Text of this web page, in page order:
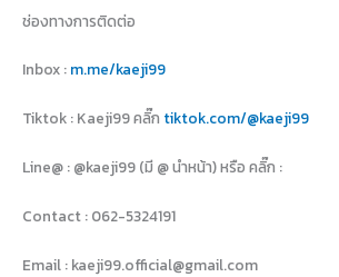
ช่องทางการติดต่อ
Inbox : m.me/kaeji99
Tiktok : Kaeji99 คลิ๊ก tiktok.com/@kaeji99
Line@ : @kaeji99 (มี @ นำหน้า) หรือ คลิ๊ก :
Contact : 062-5324191
Email : kaeji99.official@gmail.com